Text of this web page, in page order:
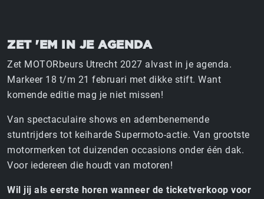
ZET 'EM IN JE AGENDA
Zet MOTORbeurs Utrecht 2027 alvast in je agenda.
Markeer 18 t/m 21 februari met dikke stift. Want
komende editie mag je niet missen!
Van spectaculaire shows en adembenemende
stuntrijders tot keiharde Supermoto-actie. Van grootste
motormerken tot duizenden occasions onder één dak.
Voor iedereen die houdt van motoren!
Wil jij als eerste horen wanneer de ticketverkoop voor